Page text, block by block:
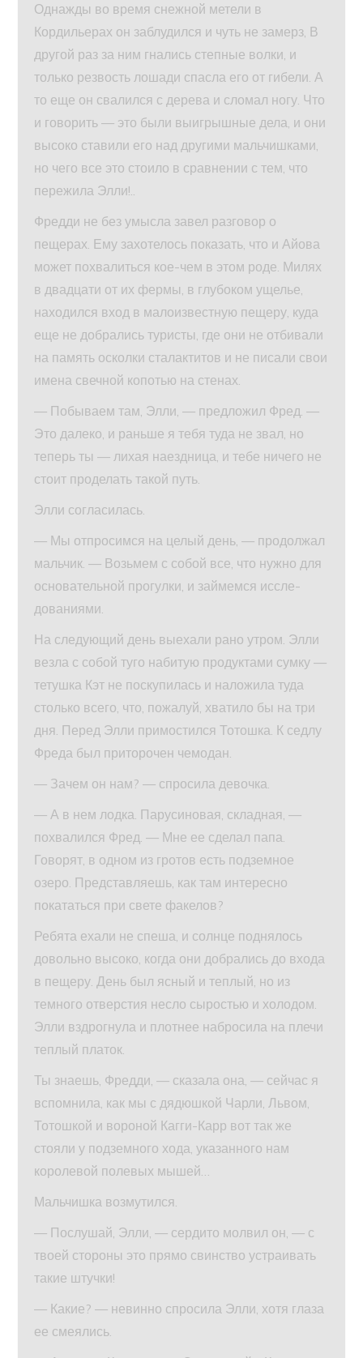
Однажды во время снежной метели в
Кордильерах он заблудился и чуть не замерз, В
другой раз за ним гнались степные волки, и
только резвость лошади спасла его от гибели. А
то еще он свалился с дерева и сломал ногу. Что
и говорить — это были выигрышные дела, и они
высоко ставили его над другими мальчишками,
но чего все это стоило в сравнении с тем, что
пережила Элли!..
Фредди не без умысла завел разговор о
пещерах. Ему захотелось показать, что и Айова
может похвалиться кое-чем в этом роде. Милях
в двадцати от их фермы, в глубоком ущелье,
находился вход в малоизвестную пещеру, куда
еще не добрались туристы, где они не отбивали
на память осколки сталактитов и не писали свои
имена свечной копотью на стенах.
— Побываем там, Элли, — предложил Фред. —
Это далеко, и раньше я тебя туда не звал, но
теперь ты — лихая наездница, и тебе ничего не
стоит проделать такой путь.
Элли согласилась.
— Мы отпросимся на целый день, — продолжал
мальчик. — Возьмем с собой все, что нужно для
основательной прогулки, и займемся иссле-
дованиями.
На следующий день выехали рано утром. Элли
везла с собой туго набитую продуктами сумку —
тетушка Кэт не поскупилась и наложила туда
столько всего, что, пожалуй, хватило бы на три
дня. Перед Элли примостился Тотошка. К седлу
Фреда был приторочен чемодан.
— Зачем он нам? — спросила девочка.
— А в нем лодка. Парусиновая, складная, —
похвалился Фред. — Мне ее сделал папа.
Говорят, в одном из гротов есть подземное
озеро. Представляешь, как там интересно
покататься при свете факелов?
Ребята ехали не спеша, и солнце поднялось
довольно высоко, когда они добрались до входа
в пещеру. День был ясный и теплый, но из
темного отверстия несло сыростью и холодом.
Элли вздрогнула и плотнее набросила на плечи
теплый платок.
Ты знаешь, Фредди, — сказала она, — сейчас я
вспомнила, как мы с дядюшкой Чарли, Львом,
Тотошкой и вороной Кагги-Карр вот так же
стояли у подземного хода, указанного нам
королевой полевых мышей…
Мальчишка возмутился.
— Послушай, Элли, — сердито молвил он, — с
твоей стороны это прямо свинство устраивать
такие штучки!
— Какие? — невинно спросила Элли, хотя глаза
ее смеялись.